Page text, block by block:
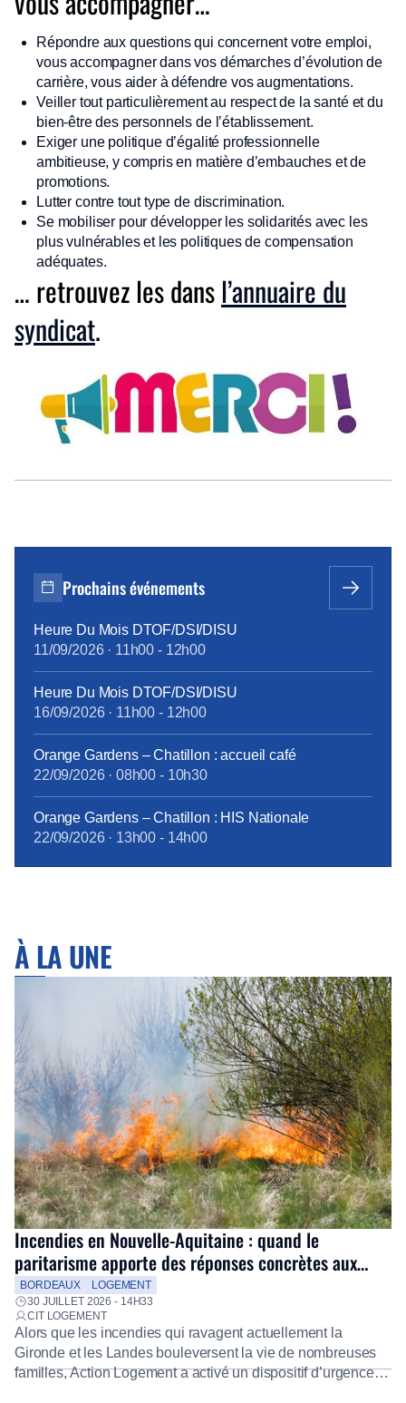
Répondre aux questions qui concernent votre emploi,
vous accompagner dans vos démarches d’évolution de
carrière, vous aider à défendre vos augmentations.
Veiller tout particulièrement au respect de la santé et du
bien-être des personnels de l’établissement.
Exiger une politique d’égalité professionnelle
ambitieuse, y compris en matière d’embauches et de
promotions.
Lutter contre tout type de discrimination.
Se mobiliser pour développer les solidarités avec les
plus vulnérables et les politiques de compensation
adéquates.
… retrouvez les dans l’annuaire du
syndicat.
Prochains événements
Heure Du Mois DTOF/DSI/DISU
11/09/2026· 11h00 - 12h00
Heure Du Mois DTOF/DSI/DISU
16/09/2026· 11h00 - 12h00
Orange Gardens – Chatillon : accueil café
22/09/2026· 08h00 - 10h30
Orange Gardens – Chatillon : HIS Nationale
22/09/2026· 13h00 - 14h00
À LA UNE
Incendies en Nouvelle-Aquitaine : quand le
paritarisme apporte des réponses concrètes aux
salariés
BORDEAUX
LOGEMENT
30 JUILLET 2026 - 14H33
CIT LOGEMENT
Alors que les incendies qui ravagent actuellement la
Gironde et les Landes bouleversent la vie de nombreuses
familles, Action Logement a activé un dispositif d’urgence